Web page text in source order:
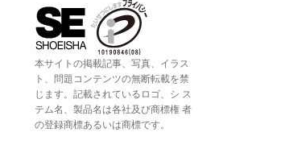
本サイトの掲載記事、写真、イラス
ト、問題コンテンツの無断転載を禁
じます。記載されているロゴ、シ ス
テム名、製品名は各社及び商標権 者
の登録商標あるいは商標です。